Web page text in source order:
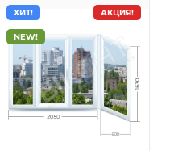
АКЦИЯ!
ХИТ!
NEW!